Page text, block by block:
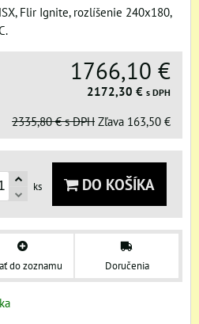
Flir Ignite, rozlíšenie 240x180,
1766,10 €
2172,30 € s DPH
2335,80 € s DPH Zľava 163,50 €
ks DO KOŠÍKA
do zoznamu Doručenia